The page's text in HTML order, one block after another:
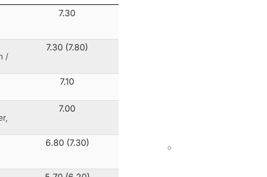
7.30
/
7.30 (7.80)
7.10
7.00
6.80 (7.30)